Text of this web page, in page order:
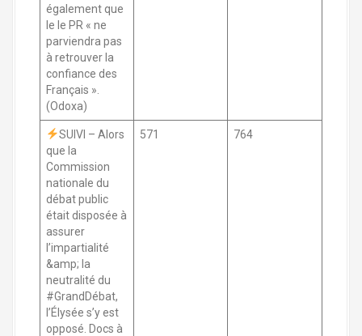
également que
le le PR « ne
parviendra pas
à retrouver la
confiance des
Français ».
(Odoxa)
SUIVI – Alors
que la
Commission
nationale du
débat public
était disposée à
assurer
l’impartialité
&amp; la
neutralité du
#GrandDébat,
l’Élysée s’y est
opposé. Docs à
571 764